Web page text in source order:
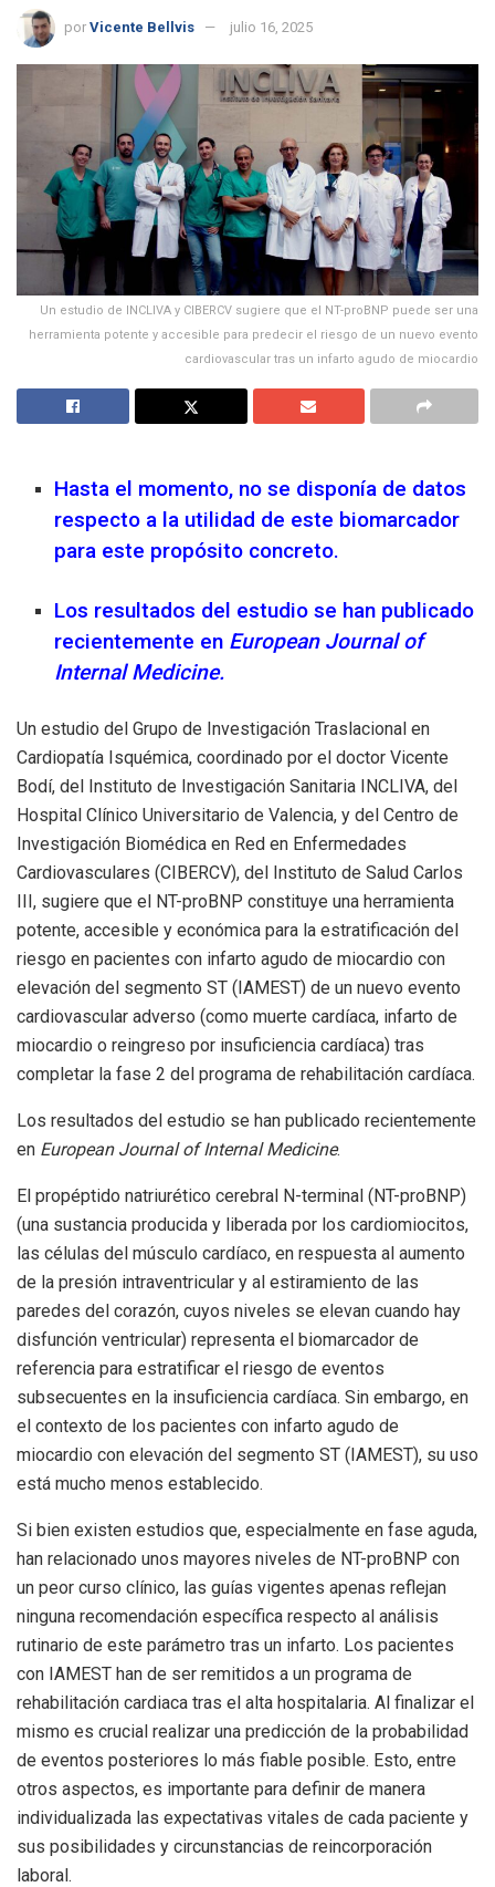
por Vicente Bellvis julio 16, 2025
Un estudio de INCLIVA y CIBERCV sugiere que el NT-proBNP puede ser una
herramienta potente y accesible para predecir el riesgo de un nuevo evento
cardiovascular tras un infarto agudo de miocardio
Hasta el momento, no se disponía de datos
respecto a la utilidad de este biomarcador
para este propósito concreto.
Los resultados del estudio se han publicado
recientemente en European Journal of
Internal Medicine.
Un estudio del Grupo de Investigación Traslacional en
Cardiopatía Isquémica, coordinado por el doctor Vicente
Bodí, del Instituto de Investigación Sanitaria INCLIVA, del
Hospital Clínico Universitario de Valencia, y del Centro de
Investigación Biomédica en Red en Enfermedades
Cardiovasculares (CIBERCV), del Instituto de Salud Carlos
III, sugiere que el NT-proBNP constituye una herramienta
potente, accesible y económica para la estratificación del
riesgo en pacientes con infarto agudo de miocardio con
elevación del segmento ST (IAMEST) de un nuevo evento
cardiovascular adverso (como muerte cardíaca, infarto de
miocardio o reingreso por insuficiencia cardíaca) tras
completar la fase 2 del programa de rehabilitación cardíaca.
Los resultados del estudio se han publicado recientemente
en European Journal of Internal Medicine.
El propéptido natriurético cerebral N-terminal (NT-proBNP)
(una sustancia producida y liberada por los cardiomiocitos,
las células del músculo cardíaco, en respuesta al aumento
de la presión intraventricular y al estiramiento de las
paredes del corazón, cuyos niveles se elevan cuando hay
disfunción ventricular) representa el biomarcador de
referencia para estratificar el riesgo de eventos
subsecuentes en la insuficiencia cardíaca. Sin embargo, en
el contexto de los pacientes con infarto agudo de
miocardio con elevación del segmento ST (IAMEST), su uso
está mucho menos establecido.
Si bien existen estudios que, especialmente en fase aguda,
han relacionado unos mayores niveles de NT-proBNP con
un peor curso clínico, las guías vigentes apenas reflejan
ninguna recomendación específica respecto al análisis
rutinario de este parámetro tras un infarto. Los pacientes
con IAMEST han de ser remitidos a un programa de
rehabilitación cardiaca tras el alta hospitalaria. Al finalizar el
mismo es crucial realizar una predicción de la probabilidad
de eventos posteriores lo más fiable posible. Esto, entre
otros aspectos, es importante para definir de manera
individualizada las expectativas vitales de cada paciente y
sus posibilidades y circunstancias de reincorporación
laboral.